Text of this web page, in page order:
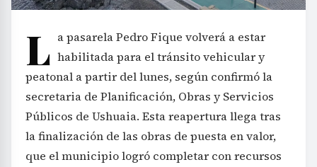
L a pasarela Pedro Fique volverá a estar
habilitada para el tránsito vehicular y
peatonal a partir del lunes, según confirmó la
secretaria de Planificación, Obras y Servicios
Públicos de Ushuaia. Esta reapertura llega tras
la finalización de las obras de puesta en valor,
que el municipio logró completar con recursos